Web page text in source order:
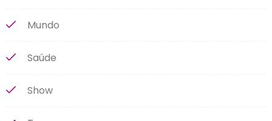
Mundo
Saúde
Show